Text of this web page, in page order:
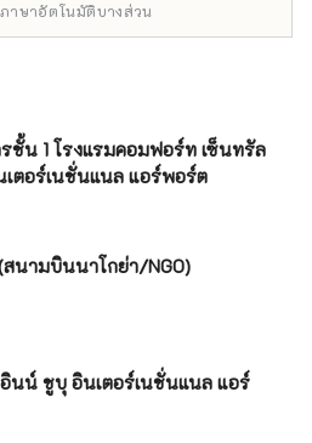
าษาอัตโนมัติบางส่วน
ชั้น 1 โรงแรมคอมฟอร์ท เซ็นทรัล
เตอร์เนชั่นแนล แอร์พอร์ต
สนามบินนาโกย่า/NGO)
อินน์ ชูบุ อินเตอร์เนชั่นแนล แอร์